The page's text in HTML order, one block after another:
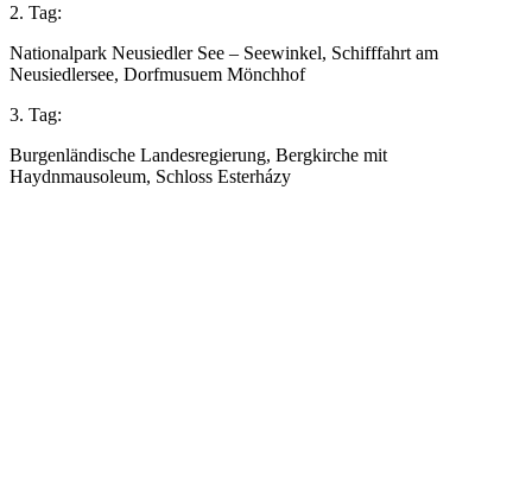
2. Tag:
Nationalpark Neusiedler See – Seewinkel, Schifffahrt am
Neusiedlersee, Dorfmusuem Mönchhof
3. Tag:
Burgenländische Landesregierung, Bergkirche mit
Haydnmausoleum, Schloss Esterházy